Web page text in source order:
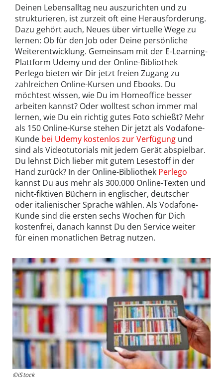
Deinen Lebensalltag neu auszurichten und zu
strukturieren, ist zurzeit oft eine Herausforderung.
Dazu gehört auch, Neues über virtuelle Wege zu
lernen: Ob für den Job oder Deine persönliche
Weiterentwicklung. Gemeinsam mit der E-Learning-
Plattform Udemy und der Online-Bibliothek
Perlego bieten wir Dir jetzt freien Zugang zu
zahlreichen Online-Kursen und Ebooks. Du
möchtest wissen, wie Du im Homeoffice besser
arbeiten kannst? Oder wolltest schon immer mal
lernen, wie Du ein richtig gutes Foto schießt? Mehr
als 150 Online-Kurse stehen Dir jetzt als Vodafone-
Kunde bei Udemy kostenlos zur Verfügung und
sind als Videotutorials mit jedem Gerät abspielbar.
Du lehnst Dich lieber mit gutem Lesestoff in der
Hand zurück? In der Online-Bibliothek Perlego
kannst Du aus mehr als 300.000 Online-Texten und
nicht-fiktiven Büchern in englischer, deutscher
oder italienischer Sprache wählen. Als Vodafone-
Kunde sind die ersten sechs Wochen für Dich
kostenfrei, danach kannst Du den Service weiter
für einen monatlichen Betrag nutzen.
©iStock